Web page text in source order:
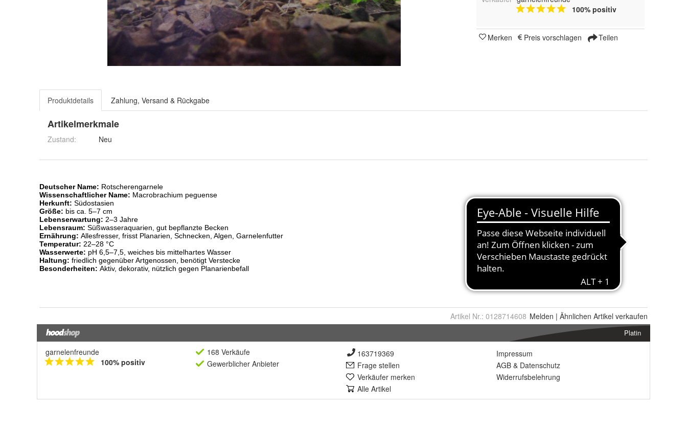
100% positiv
Merken Preis vorschlagen Teilen
Produktdetails Zahlung, Versand & Rückgabe
Artikelmerkmale
Zustand: Neu
Artikel Nr.: 0128714608 Melden | Ähnlichen Artikel verkaufen
Platin
garnelenfreunde
100% positiv
168 Verkäufe
Gewerblicher Anbieter
163719369
Frage stellen
Verkäufer merken
Alle Artikel
Impressum
AGB & Datenschutz
Widerrufsbelehrung